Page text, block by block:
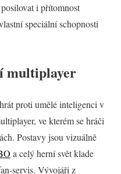
i přítomnost
speciální schopnosti
multiplayer
proti umělé inteligenci v
ve kterém se hráči
Postavy jsou vizuálně
a celý herní svět klade
servis. Vývojáři z